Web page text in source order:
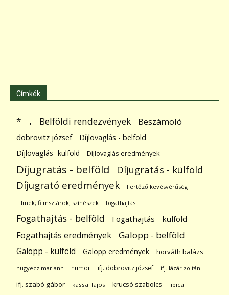
Címkék
* . Belföldi rendezvények Beszámoló
dobrovitz józsef
Díjlovaglás - belföld
Díjlovaglás- külföld
Díjlovaglás eredmények
Díjugratás - belföld Díjugratás - külföld
Díjugrató eredmények Fertőző kevésvérűség
Filmek; filmsztárok; színészek fogathajtás
Fogathajtás - belföld Fogathajtás - külföld
Fogathajtás eredmények Galopp - belföld
Galopp - külföld Galopp eredmények horváth balázs
hugyecz mariann humor ifj. dobrovitz józsef ifj. lázár zoltán
ifj. szabó gábor kassai lajos krucsó szabolcs lipicai